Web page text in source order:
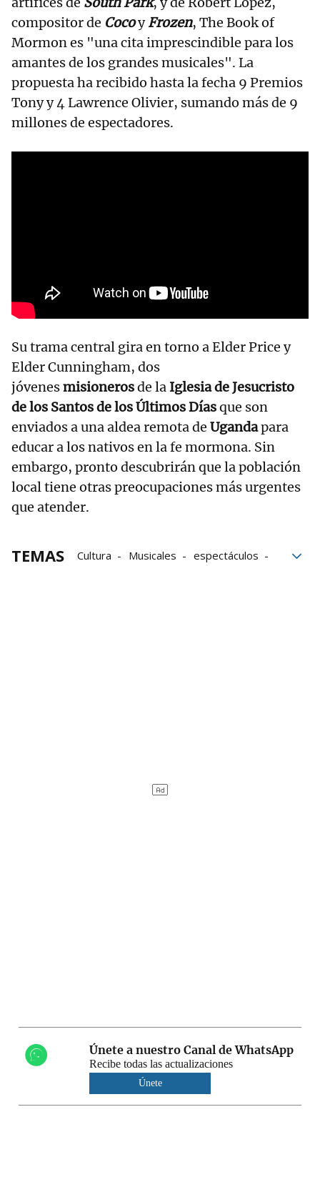
compositor de CocoyFrozen, The Book of
Mormon es "una cita imprescindible para los
amantes de los grandes musicales". La
propuesta ha recibido hasta la fecha 9 Premios
Tony y 4 Lawrence Olivier, sumando más de 9
millones de espectadores.
Su trama central gira en torno a Elder Price y
Elder Cunningham, dos
jóvenesmisionerosde la Iglesia de Jesucristo
de los Santos de los Últimos Díasque son
enviados a una aldea remota de Ugandapara
educar a los nativos en la fe mormona. Sin
embargo, pronto descubrirán que la población
local tiene otras preocupaciones más urgentes
que atender.
TEMAS Cultura Musicales
espectáculos
Únete a nuestro Canal de WhatsApp
Recibe todas las actualizaciones
Únete